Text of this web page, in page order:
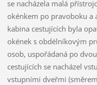
se nacházela malá
okénkem po pravoboku a
kabina cestujících byla
okének s obdélníkovým
osob, uspořádaná po
cestujících se nacházel
vstupními dveřmi